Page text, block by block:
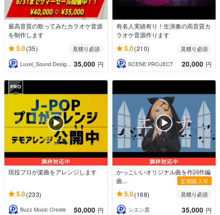
最高音質の歌ってみたカラオケ音源
を制作します
5.0(35)
見積り必須
Luxel_Sound Designer 35,000 円
有名人実績有り！生演奏の高音質カ
ラオケ音源作ります
5.0(210)
見積り必須
SCENE PROJECT
20,000 円
満枠対応中
現役プロが楽曲をアレンジします
5.0(233)
Buzz Music Create 50,000 円
満枠対応中
かっこいいオリジナル曲を作詞作編
曲...
定期購入可
5.0(168)
見積り必須
シエシ度
35,000 円